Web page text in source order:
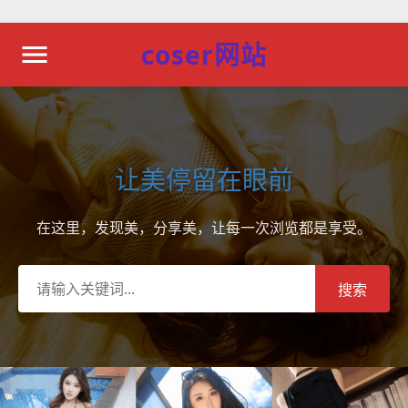
coser网站
让美停留在眼前
在这里，发现美，分享美，让每一次浏览都是享受。
搜索